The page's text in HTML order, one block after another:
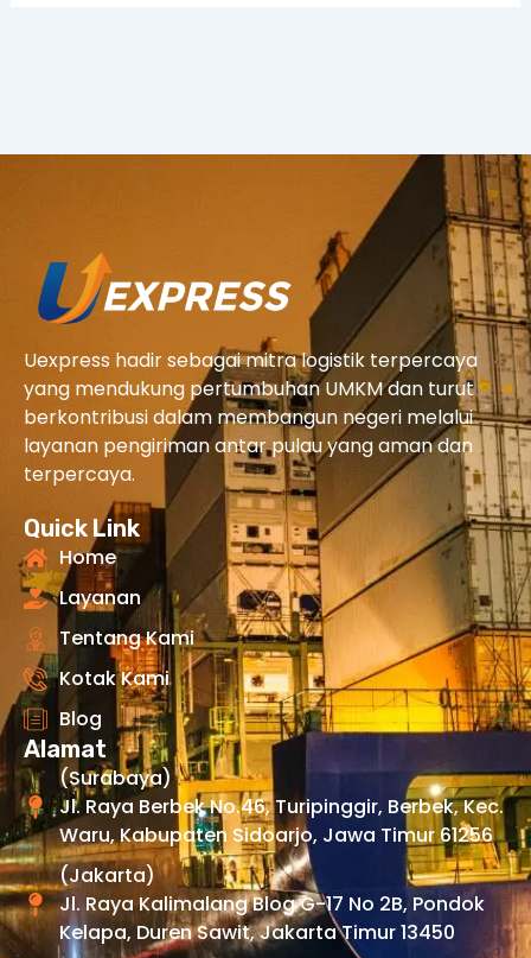
Uexpress hadir sebagai mitra logistik terpercaya
yang mendukung pertumbuhan UMKM dan turut
berkontribusi dalam membangun negeri melalui
layanan pengiriman antar pulau yang aman dan
terpercaya.
Quick Link
Home
Layanan
Tentang Kami
Kotak Kami
Blog
Alamat
(Surabaya)
Jl. Raya Berbek No.46, Turipinggir, Berbek, Kec.
Waru, Kabupaten Sidoarjo, Jawa Timur 61256
(Jakarta)
Jl. Raya Kalimalang Blog G-17 No 2B, Pondok
Kelapa, Duren Sawit, Jakarta Timur 13450